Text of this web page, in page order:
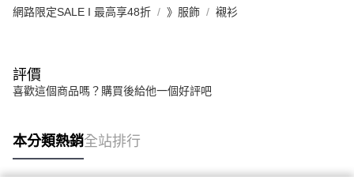
網路限定SALE I 最高享48折 》服飾 襯衫
評價
喜歡這個商品嗎？購買後給他一個好評吧
本分類熱銷全站排行